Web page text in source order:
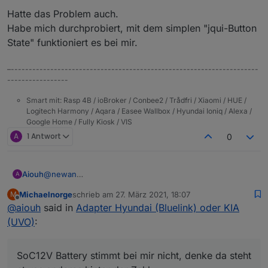
Hatte das Problem auch.
Habe mich durchprobiert, mit dem simplen "jqui-Button
State" funktioniert es bei mir.
–---------------------------------------------------------------------
-----------------
Smart mit: Rasp 4B / ioBroker / Conbee2 / Trådfri / Xiaomi / HUE /
Logitech Harmony / Aqara / Easee Wallbox / Hyundai Ioniq / Alexa /
Google Home / Fully Kiosk / VIS
A 1 Antwort 0
A Aiouh@newan
happy, dass Du Dich um meinen Request kümmerst und
ich jetzt neben dem Nissan Leaf jetzt auch den Kia im
Folgende Anmerkungen bzw. Fragen:
charge | Vehicle bettery State - _Vorschlag: "vehicle
charging"
Adapter to control Hyundai or Kiaverhiles
SoC12V Battery stimmt bei mir nicht, denke da steht
M
Offline
Michaelnorgeschrieb am 27. März 2021, 18:07
zuletzt editiert von
@aiouh said in Adapter Hyundai (Bluelink) oder KIA
(UVO):
SoC12V Battery stimmt bei mir nicht, denke da steht